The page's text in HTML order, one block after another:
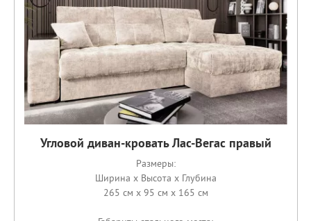
Угловой диван-кровать Лас-Вегас правый
Размеры:
Ширина x Высота x Глубина
265 см x 95 см x 165 см